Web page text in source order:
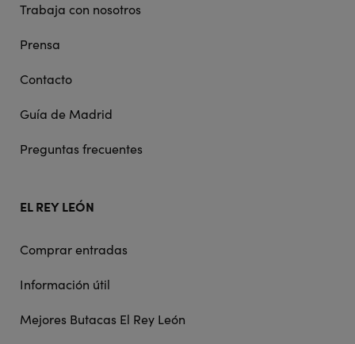
Trabaja con nosotros
Prensa
Contacto
Guía de Madrid
Preguntas frecuentes
EL REY LEÓN
Comprar entradas
Información útil
Mejores Butacas El Rey León